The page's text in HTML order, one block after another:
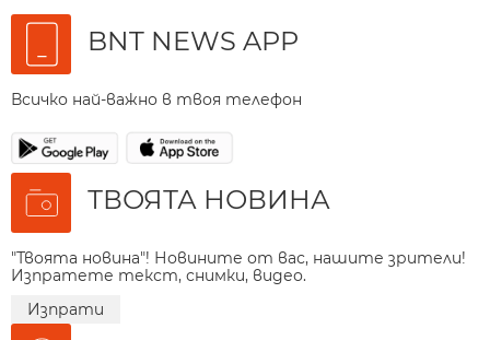
BNT NEWS APP
Всичко най-важно в твоя телефон
ТВОЯТА НОВИНА
"Твоята новина"! Новините от вас, нашите зрители!
Изпратете текст, снимки, видео.
Изпрати